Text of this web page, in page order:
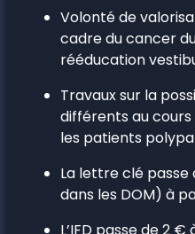
Volonté de
cadre du cancer
rééducation
Travaux sur la
différents au
les patients
La lettre clé passe
dans les DOM) à